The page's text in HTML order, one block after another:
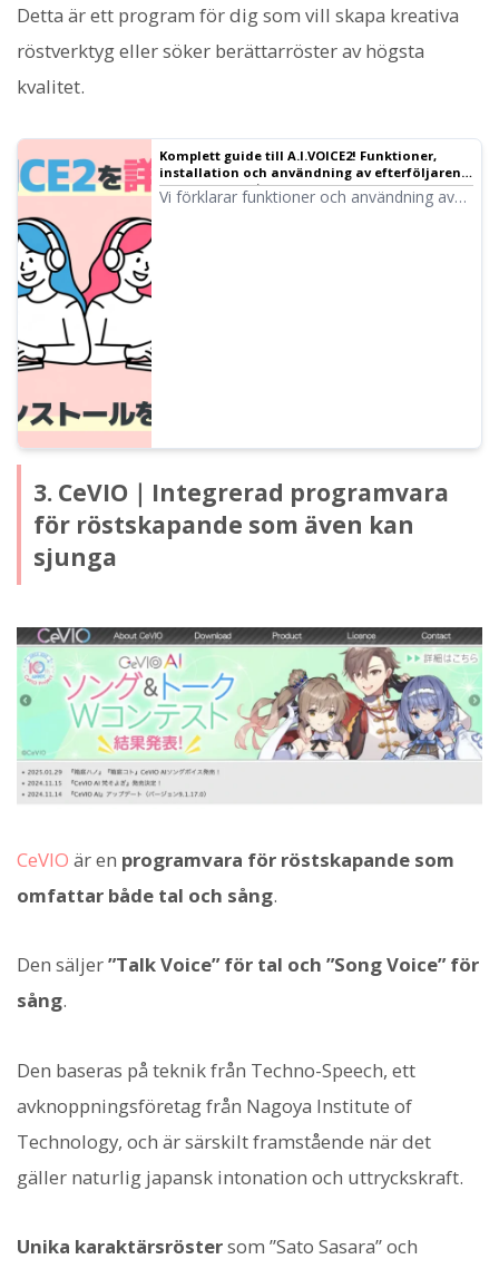
Detta är ett program för dig som vill skapa kreativa
röstverktyg eller söker berättarröster av högsta
kvalitet.
Komplett guide till A.I.VOICE2! Funktioner,
installation och användning av efterföljaren
till VOICEROID｜Ondoku
Vi förklarar funktioner och användning av
3. CeVIO｜Integrerad programvara
för röstskapande som även kan
sjunga
CeVIO är en programvara för röstskapande som
omfattar både tal och sång.
Den säljer”Talk Voice” för tal och ”Song Voice” för
sång.
Den baseras på teknik från Techno-Speech, ett
avknoppningsföretag från Nagoya Institute of
Technology, och är särskilt framstående när det
gäller naturlig japansk intonation och uttryckskraft.
Unika karaktärsröstersom ”Sato Sasara” och